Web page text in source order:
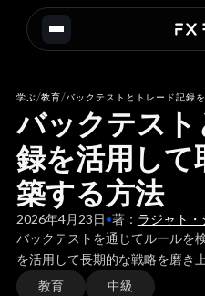
学ぶ/教育/バックテストとトレード記録
バックテス
録を活用して
築する方法
2026年4月23日•著： ラジャト・
バックテストを通じてルールを
を活用して長期的な戦略を磨き
教育 中級